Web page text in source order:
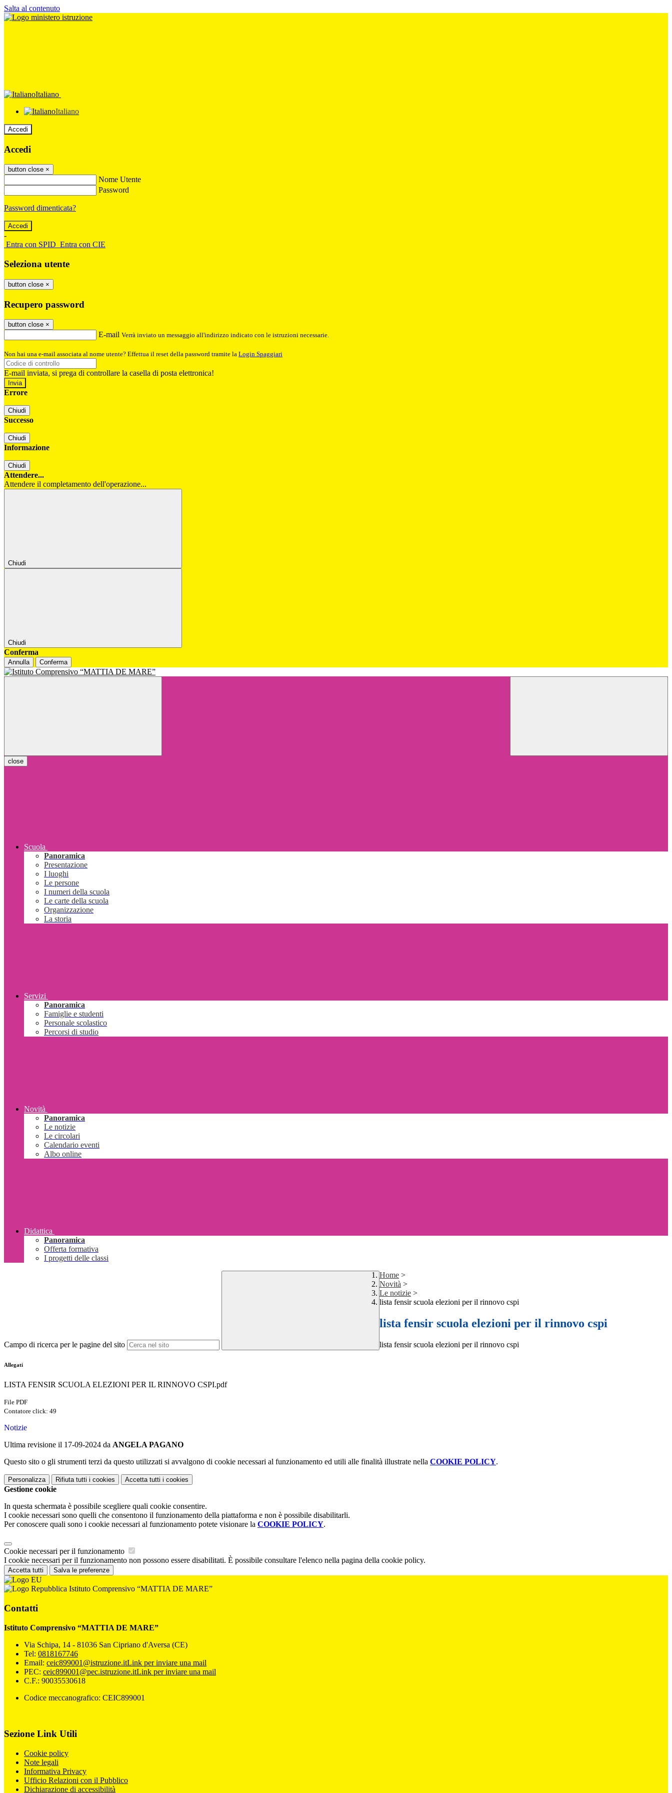
Salta al contenuto
Italiano
Italiano
Accedi
Accedi
button close ×
Nome Utente
Password
Password dimenticata?
-
Entra con SPID Entra con CIE
Seleziona utente
button close ×
Recupero password
button close ×
E-mail Verrà inviato un messaggio all'indirizzo indicato con le istruzioni necessarie.
Non hai una e-mail associata al nome utente? Effettua il reset della password tramite la Login Spaggiari
E-mail inviata, si prega di controllare la casella di posta elettronica!
Errore
Chiudi
Successo
Chiudi
Informazione
Chiudi
Attendere...
Attendere il completamento dell'operazione...
Chiudi
Chiudi
Conferma
Annulla Conferma
close
Scuola
Panoramica
Presentazione
I luoghi
Le persone
I numeri della scuola
Le carte della scuola
Organizzazione
La storia
Servizi
Panoramica
Famiglie e studenti
Personale scolastico
Percorsi di studio
Novità
Panoramica
Le notizie
Le circolari
Calendario eventi
Albo online
Didattica
Panoramica
Offerta formativa
I progetti delle classi
Campo di ricerca per le pagine del sito
Home >
Novità >
Le notizie >
lista fensir scuola elezioni per il rinnovo cspi
lista fensir scuola elezioni per il rinnovo cspi
lista fensir scuola elezioni per il rinnovo cspi
Allegati
LISTA FENSIR SCUOLA ELEZIONI PER IL RINNOVO CSPI.pdf
File PDF
Contatore click: 49
Notizie
Ultima revisione il 17-09-2024 da ANGELA PAGANO
Questo sito o gli strumenti terzi da questo utilizzati si avvalgono di cookie necessari al funzionamento ed utili alle finalità illustrate nella COOKIE POLICY.
Personalizza Rifiuta tutti i cookies Accetta tutti i cookies
Gestione cookie
In questa schermata è possibile scegliere quali cookie consentire.
I cookie necessari sono quelli che consentono il funzionamento della piattaforma e non è possibile disabilitarli.
Per conoscere quali sono i cookie necessari al funzionamento potete visionare la COOKIE POLICY.
Cookie necessari per il funzionamento
I cookie necessari per il funzionamento non possono essere disabilitati. È possibile consultare l'elenco nella pagina della cookie policy.
Accetta tutti Salva le preferenze
Istituto Comprensivo “MATTIA DE MARE”
Contatti
Istituto Comprensivo “MATTIA DE MARE”
Via Schipa, 14 - 81036 San Cipriano d'Aversa (CE)
Tel: 0818167746
Email: ceic899001@istruzione.itLink per inviare una mail
PEC: ceic899001@pec.istruzione.itLink per inviare una mail
C.F.: 90035530618
Codice meccanografico: CEIC899001
Sezione Link Utili
Cookie policy
Note legali
Informativa Privacy
Ufficio Relazioni con il Pubblico
Dichiarazione di accessibilità